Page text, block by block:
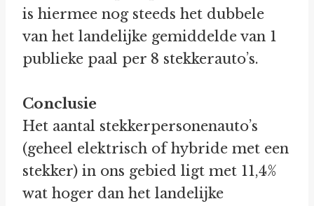
is hiermee nog steeds het dubbele
van het landelijke gemiddelde van 1
publieke paal per 8 stekkerauto’s.
Conclusie
Het aantal stekkerpersonenauto’s
(geheel elektrisch of hybride met een
stekker) in ons gebied ligt met 11,4%
wat hoger dan het landelijke